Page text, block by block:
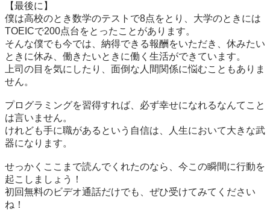
【最後に】
僕は高校のとき数学のテストで8点をとり、大学のときには
TOEICで200点台をとったことがあります。
そんな僕でも今では、納得できる報酬をいただき、休みたい
ときに休み、働きたいときに働く生活ができています。
上司の目を気にしたり、面倒な人間関係に悩むこともありま
せん。
プログラミングを習得すれば、必ず幸せになれるなんてこと
は言いません。
けれども手に職があるという自信は、人生において大きな武
器になります。
せっかくここまで読んでくれたのなら、今この瞬間に行動を
起こしましょう！
初回無料のビデオ通話だけでも、ぜひ受けてみてください
ね！